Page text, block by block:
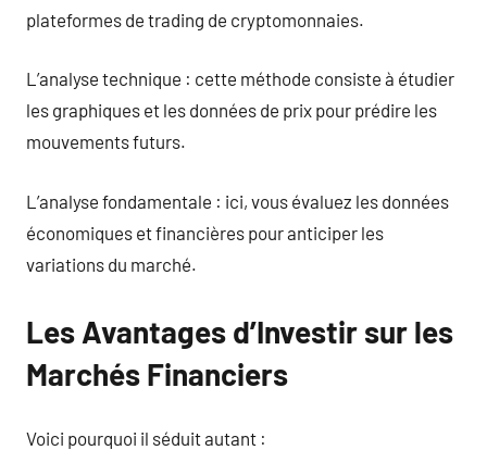
plateformes de trading de cryptomonnaies.
L’analyse technique : cette méthode consiste à étudier
les graphiques et les données de prix pour prédire les
mouvements futurs.
L’analyse fondamentale : ici, vous évaluez les données
économiques et financières pour anticiper les
variations du marché.
Les Avantages d’Investir sur les
Marchés Financiers
Voici pourquoi il séduit autant :